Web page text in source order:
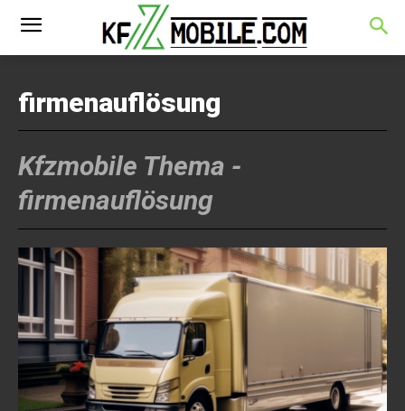
firmenauflösung
Kfzmobile Thema -
firmenauflösung